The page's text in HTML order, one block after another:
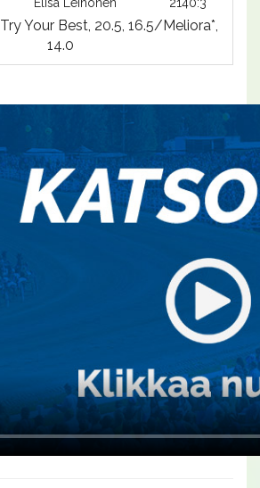
Your Best, 20.5, 16.5/Meliora*,
14.0